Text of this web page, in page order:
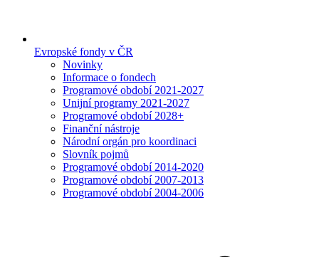
Evropské fondy v ČR
Novinky
Informace o fondech
Programové období 2021-2027
Unijní programy 2021-2027
Programové období 2028+
Finanční nástroje
Národní orgán pro koordinaci
Slovník pojmů
Programové období 2014-2020
Programové období 2007-2013
Programové období 2004-2006